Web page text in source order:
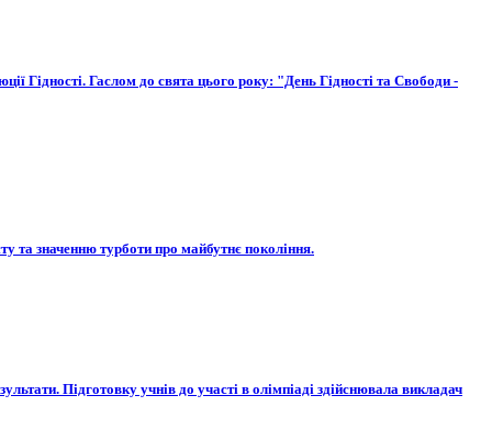
Гідності. Гаслом до свята цього року: "День Гідності та Свободи -
та значенню турботи про майбутнє покоління.
Підготовку учнів до участі в олімпіаді здійснювала викладач